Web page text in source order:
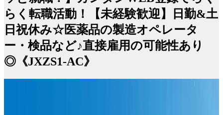
らく転職活動！【未経験歓迎】日勤&土
日祝休み☆医薬品の製造オペレータ
ー・検品など♪直接雇用の可能性あり
◎《JXZS1-AC》